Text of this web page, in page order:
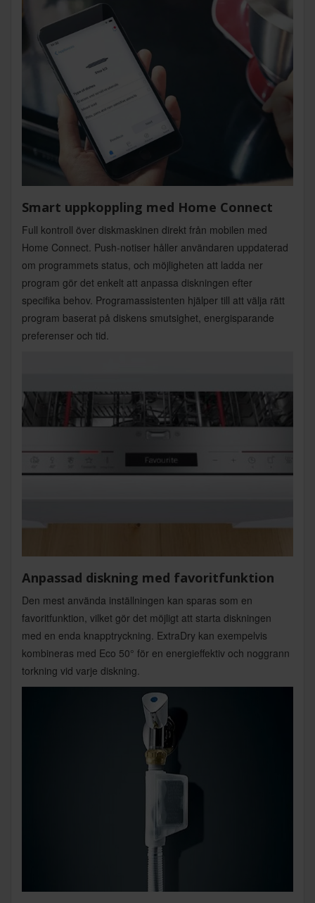
Smart uppkoppling med Home Connect
Full kontroll över diskmaskinen direkt från mobilen med
Home Connect. Push-notiser håller användaren uppdaterad
om programmets status, och möjligheten att ladda ner
program gör det enkelt att anpassa diskningen efter
specifika behov. Programassistenten hjälper till att välja rätt
program baserat på diskens smutsighet, energisparande
preferenser och tid.
Anpassad diskning med favoritfunktion
Den mest använda inställningen kan sparas som en
favoritfunktion, vilket gör det möjligt att starta diskningen
med en enda knapptryckning. ExtraDry kan exempelvis
kombineras med Eco 50° för en energieffektiv och noggrann
torkning vid varje diskning.